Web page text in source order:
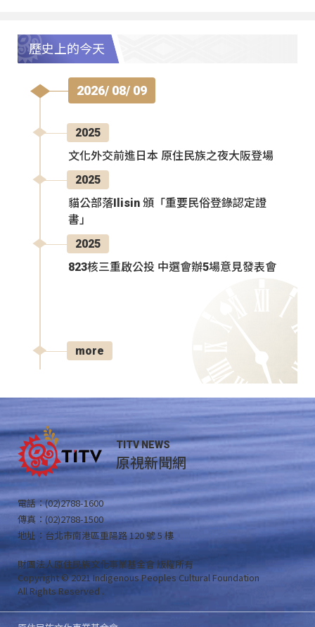
歷史上的今天
2026/ 08/ 09
2025
文化外交前進日本 原住民族之夜大阪登場
2025
貓公部落Ilisin 頒「重要民俗登錄認定證
書」
2025
823核三重啟公投 中選會辦5場意見發表會
more
TITV NEWS
原視新聞網
電話：(02)2788-1600
傳真：(02)2788-1500
地址：台北市南港區重陽路 120 號 5 樓
財團法人原住民族文化事業基金會 版權所有
Copyright © 2021 Indigenous Peoples Cultural Foundation
All Rights Reserved .